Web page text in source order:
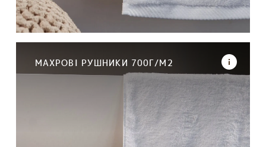
МАХРОВІ РУШНИКИ 700Г/М2